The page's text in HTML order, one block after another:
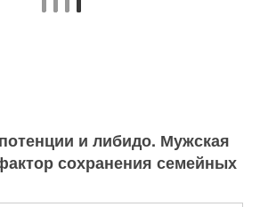
и либидо. Мужская
сохранения семейных